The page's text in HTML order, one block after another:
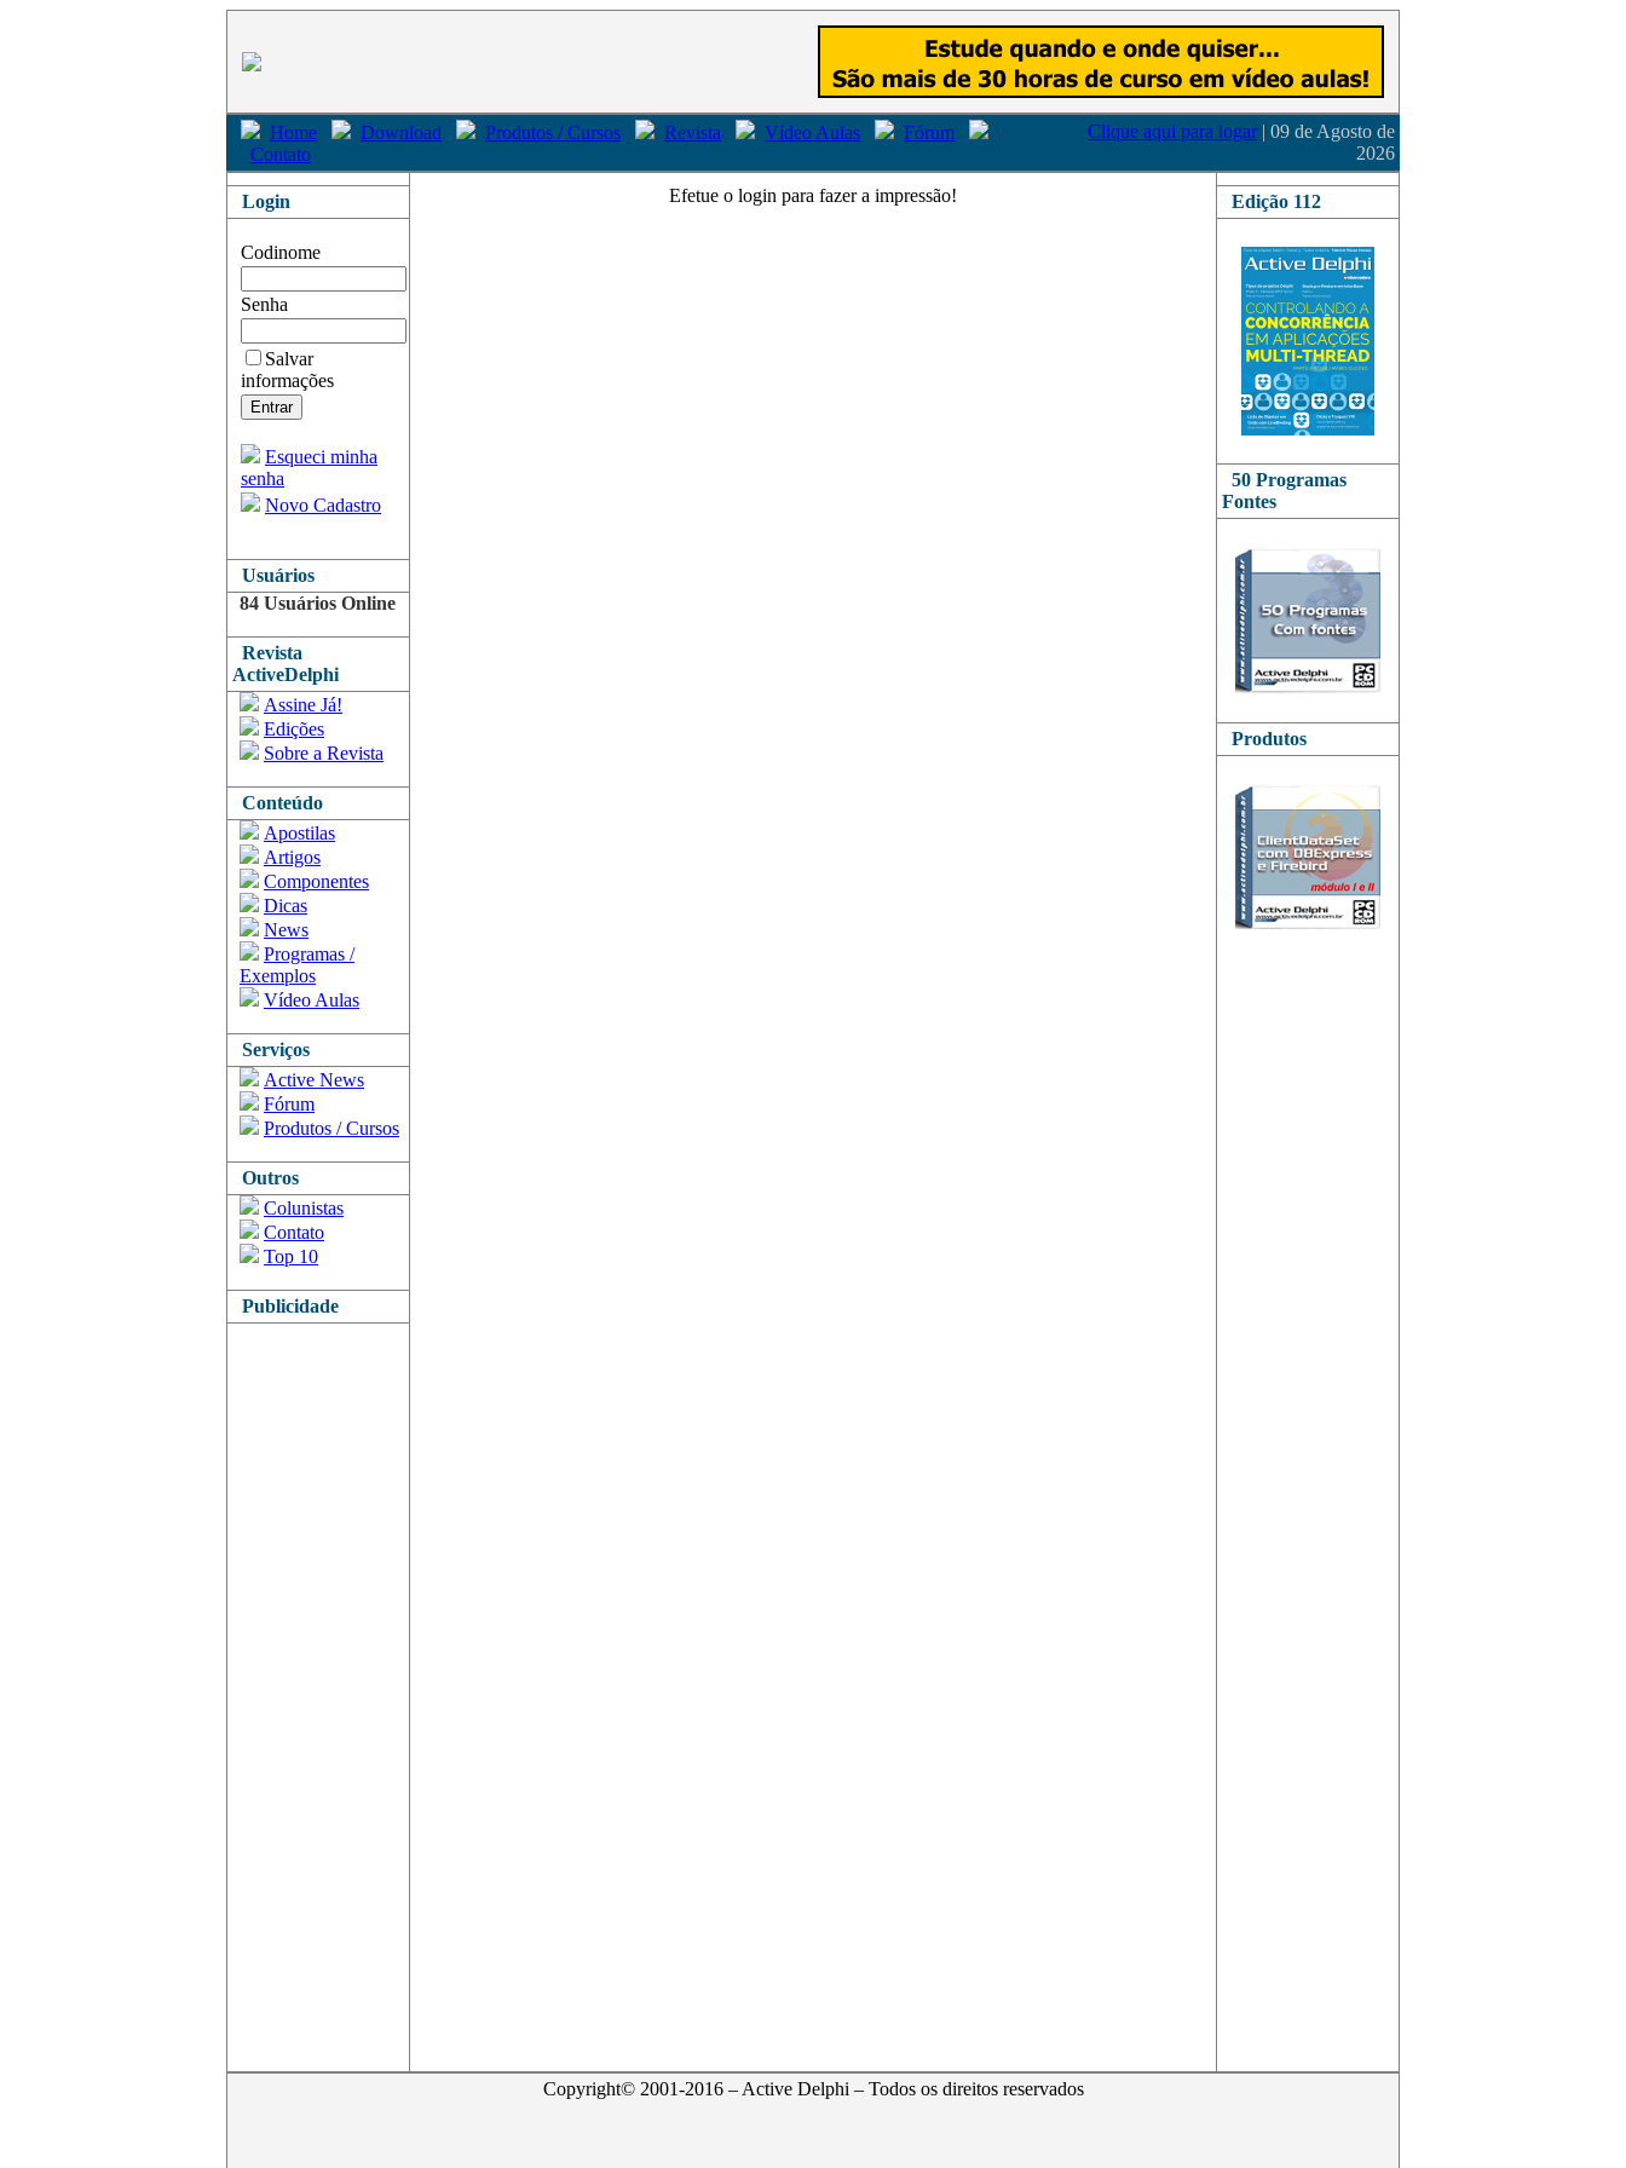
Home Download Produtos / Cursos Revista Vídeo Aulas
Fórum
Contato
Clique aqui para logar | 09 de Agosto de
2026
Login
Codinome
Senha
Salvar
informações
Esqueci minha
senha
Novo Cadastro
Usuários
84 Usuários Online
Revista
ActiveDelphi
Assine Já!
Edições
Sobre a Revista
Conteúdo
Apostilas
Artigos
Componentes
Dicas
News
Programas /
Exemplos
Vídeo Aulas
Serviços
Active News
Fórum
Produtos / Cursos
Outros
Colunistas
Contato
Top 10
Publicidade
Efetue o login para fazer a impressão! Edição 112
50 Programas
Fontes
Produtos
Copyright© 2001-2016 – Active Delphi – Todos os direitos reservados